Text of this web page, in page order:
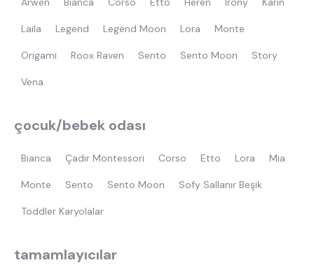
Laila Legend Legend Moon Lora Monte
Origami Roox Raven Sento Sento Moon Story
Vena
çocuk/bebek odası
Bianca Çadır Montessori Corso Etto Lora Mia
Monte Sento Sento Moon Sofy Sallanır Beşik
Toddler Karyolalar
tamamlayıcılar